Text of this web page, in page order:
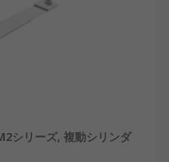
シリーズ, 複動シリンダ